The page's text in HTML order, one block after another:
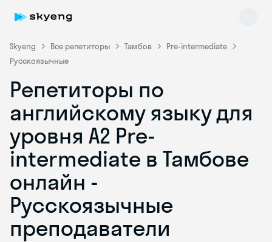
Skyeng Все репетиторы Тамбов
Pre-intermediate
Русскоязычные
Репетиторы по
английскому языку для
уровня A2 Pre-
intermediate в Тамбове
онлайн -
Русскоязычные
преподаватели
Skyeng Chat